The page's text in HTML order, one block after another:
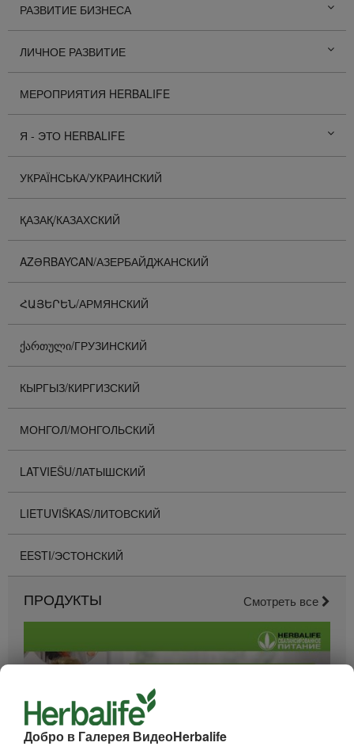
Добро в Галерея ВидеоHerbalife
РАЗВИТИЕ БИЗНЕСА
ЛИЧНОЕ РАЗВИТИЕ
МЕРОПРИЯТИЯ HERBALIFE
Я - ЭТО HERBALIFE
УКРАЇНСЬКА/УКРАИНСКИЙ
ҚАЗАҚ/КАЗАХСКИЙ
AZƏRBAYCAN/АЗЕРБАЙДЖАНСКИЙ
ՀԱՅԵՐԵՆ/АРМЯНСКИЙ
ᲥᲐᲠᲗᲣᲚᲘ/ГРУЗИНСКИЙ
КЫРГЫЗ/КИРГИЗСКИЙ
МОНГОЛ/МОНГОЛЬСКИЙ
LATVIEŠU/ЛАТЫШСКИЙ
LIETUVIŠKAS/ЛИТОВСКИЙ
EESTI/ЭСТОНСКИЙ
ПРОДУКТЫ Смотреть все